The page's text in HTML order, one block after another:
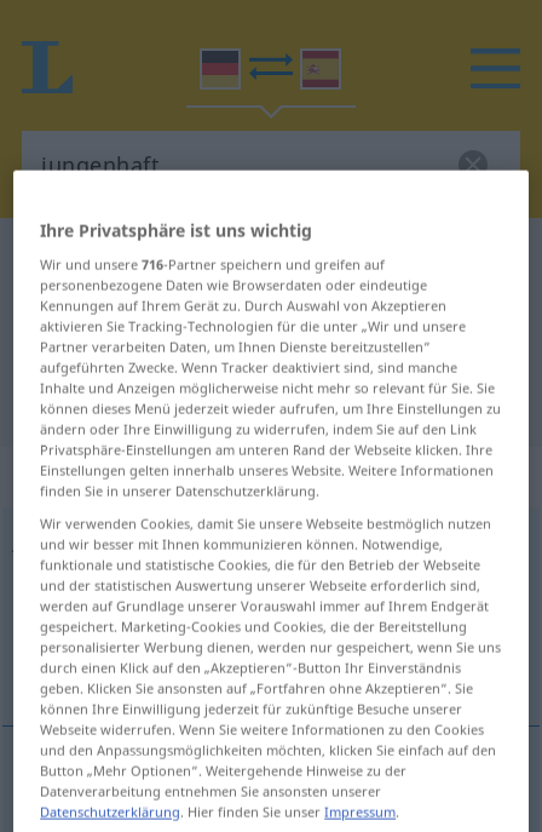
Deutsch-Spanisch Wörterbuch jungenhaft
Deutsch-Spanisch Übersetzung für
"jungenhaft"
"jungenhaft" Spanisch Übersetzung
„jungenhaft“: Adjektiv
jungenhaftadj
Übersicht aller Übersetzungen
(Für mehr Details die Übersetzung anklicken/antippen)
de muchacho
demuchacho jungenhaft
Ihre Privatsphäre ist uns wichtig
Wir und unsere716-Partner speichern und greifen auf
personenbezogene Daten wie Browserdaten oder eindeutige
Kennungen auf Ihrem Gerät zu. Durch Auswahl von Akzeptieren
aktivieren Sie Tracking-Technologien für die unter „Wir und unsere
Partner verarbeiten Daten, um Ihnen Dienste bereitzustellen“
aufgeführten Zwecke. Wenn Tracker deaktiviert sind, sind manche
Inhalte und Anzeigen möglicherweise nicht mehr so relevant für Sie. Sie
können dieses Menü jederzeit wieder aufrufen, um Ihre Einstellungen zu
ändern oder Ihre Einwilligung zu widerrufen, indem Sie auf den Link
Privatsphäre-Einstellungen am unteren Rand der Webseite klicken. Ihre
Einstellungen gelten innerhalb unseres Website. Weitere Informationen
finden Sie in unserer Datenschutzerklärung.
Wir verwenden Cookies, damit Sie unsere Webseite bestmöglich nutzen
und wir besser mit Ihnen kommunizieren können. Notwendige,
funktionale und statistische Cookies, die für den Betrieb der Webseite
und der statistischen Auswertung unserer Webseite erforderlich sind,
werden auf Grundlage unserer Vorauswahl immer auf Ihrem Endgerät
gespeichert. Marketing-Cookies und Cookies, die der Bereitstellung
personalisierter Werbung dienen, werden nur gespeichert, wenn Sie uns
durch einen Klick auf den „Akzeptieren“-Button Ihr Einverständnis
geben. Klicken Sie ansonsten auf „Fortfahren ohne Akzeptieren“. Sie
können Ihre Einwilligung jederzeit für zukünftige Besuche unserer
Webseite widerrufen. Wenn Sie weitere Informationen zu den Cookies
und den Anpassungsmöglichkeiten möchten, klicken Sie einfach auf den
Button „Mehr Optionen“. Weitergehende Hinweise zu der
Datenverarbeitung entnehmen Sie ansonsten unserer
Datenschutzerklärung. Hier finden Sie unserImpressum.